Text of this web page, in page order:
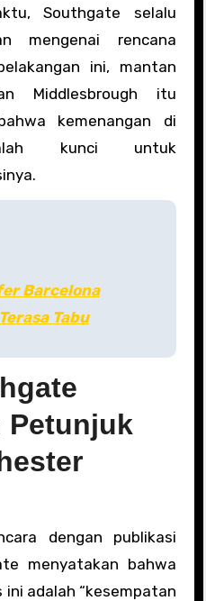
Southgate selalu
mengenai rencana
ini, mantan
Middlesbrough itu
kemenangan di
kunci untuk
Barcelona
Tabu
Petunjuk
dengan publikasi
menyatakan bahwa
adalah “kesempatan